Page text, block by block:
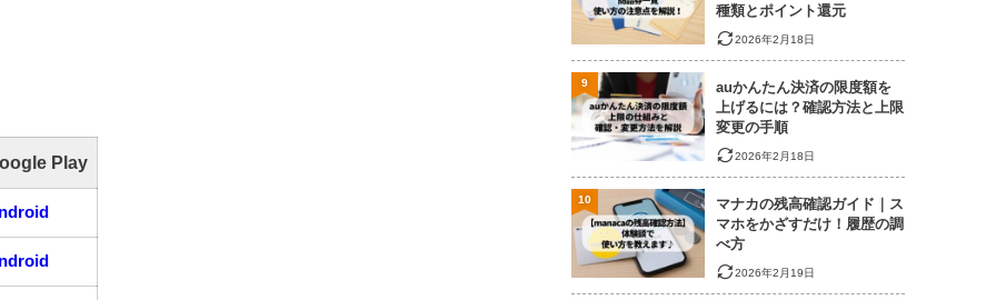
Play
種類とポイント還元
2026年2月18日
auかんたん決済の限度額を
上げるには？確認方法と上限
変更の手順
2026年2月18日
9
マナカの残高確認ガイド｜ス
マホをかざすだけ！履歴の調
べ方
2026年2月19日
10